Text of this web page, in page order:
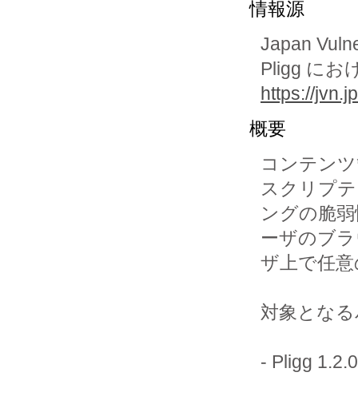
情報源
Japan
Pligg にお
https://
概要
コンテン
スクリプ
ングの脆
ーザのブ
ザ上で任
対象とな
- Pligg